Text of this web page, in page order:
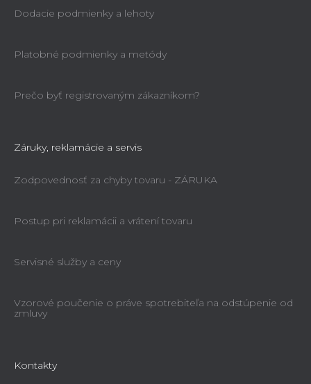
Dodacie podmienky a lehoty
Platobné podmienky a metódy
Prečo byť registrovaným zákazníkom?
Záruky, reklamácie a servis
Zodpovednosť za chyby tovaru - ZÁRUKA
Postup pri reklamácii a vrátení tovaru
Servisné služby a ceny
Vzorové poučenie o práve spotrebiteľa na odstúpenie od
zmluvy
Kontakty